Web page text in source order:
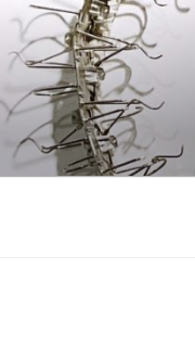
Zum
Inhalt
springen